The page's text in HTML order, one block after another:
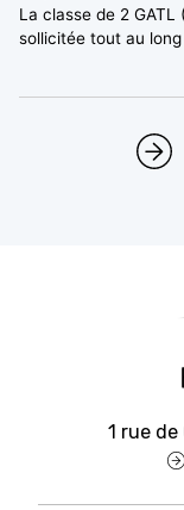
La classe de 2
sollicitée tout au
1 rue de